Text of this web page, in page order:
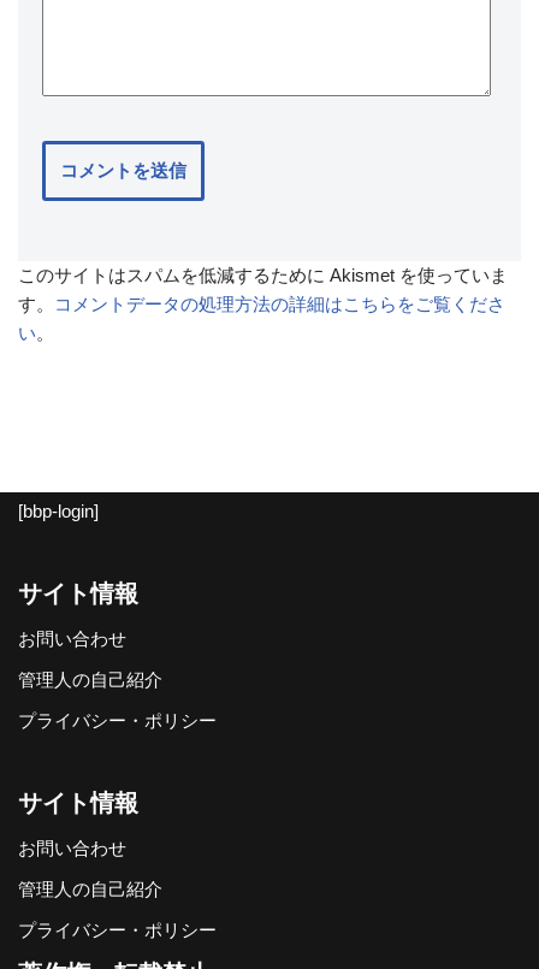
このサイトはスパムを低減するために Akismet を使っていま
す。
コメントデータの処理方法の詳細はこちらをご覧くださ
い。
[bbp-login]
サイト情報
お問い合わせ
管理人の自己紹介
プライバシー・ポリシー
サイト情報
お問い合わせ
管理人の自己紹介
プライバシー・ポリシー